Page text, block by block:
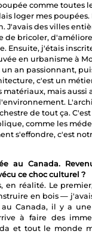
comme toutes
loger mes poupées.
J'avais des villes
de bricoler,
Ensuite, j'étais
en urbanisme à
an passionnant,
c'est un
matériaux, mais aussi
de tout ça.
comme les
s'effondre, c'est
au Canada.
ce choc culturel ?
en réalité. Le
en bois —
Canada, il y a
à faire des
et tout le monde